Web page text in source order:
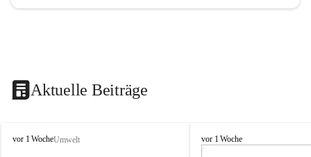
Aktuelle Beiträge
V
vor 1 WocheUmwelt
V
vor 1 Woche